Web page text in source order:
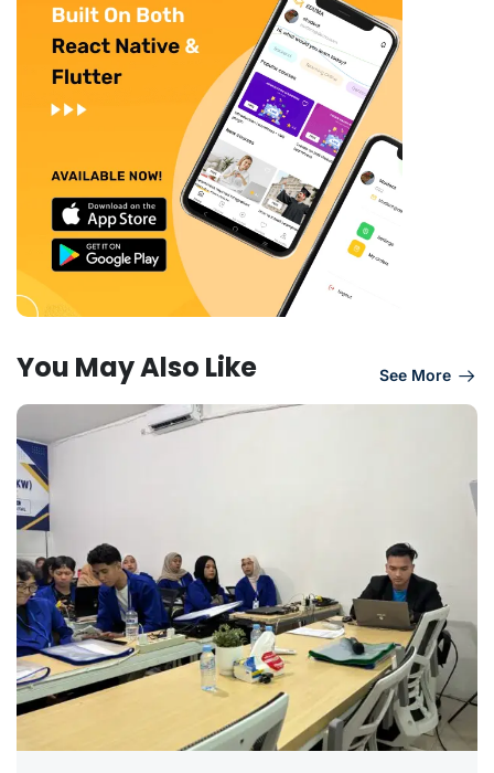
You May Also Like See More